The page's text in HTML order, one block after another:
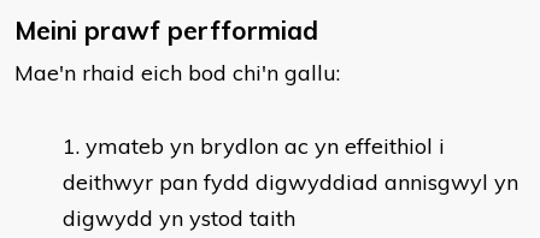
Meini prawf perfformiad
Mae'n rhaid eich bod chi'n gallu:
​ymateb yn brydlon ac yn effeithiol i
deithwyr pan fydd digwyddiad annisgwyl yn
digwydd yn ystod taith